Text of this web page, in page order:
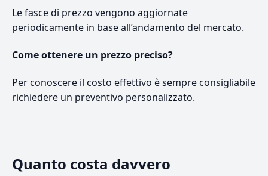
Le fasce di prezzo vengono aggiornate
periodicamente in base all’andamento del mercato.
Come ottenere un prezzo preciso?
Per conoscere il costo effettivo è sempre consigliabile
richiedere un preventivo personalizzato.
Quanto costa davvero